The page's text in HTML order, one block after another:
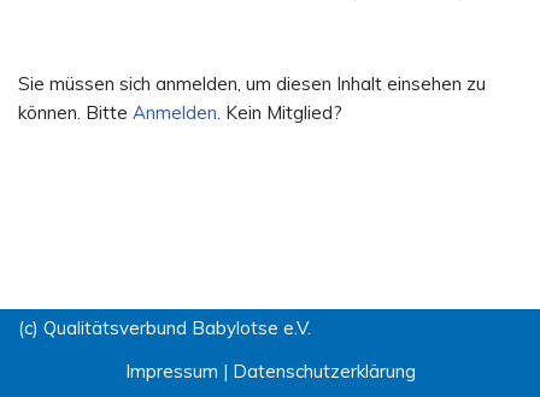
Sie müssen sich anmelden, um diesen Inhalt einsehen zu
können. Bitte Anmelden. Kein Mitglied?
(c) Qualitätsverbund Babylotse e.V.
Impressum | Datenschutzerklärung